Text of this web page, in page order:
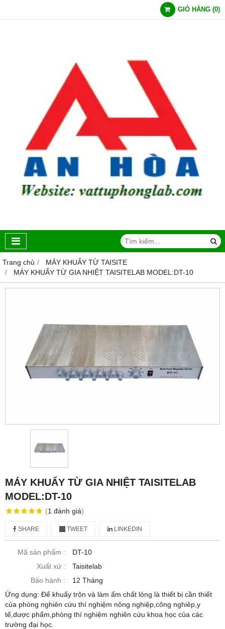
GIỎ HÀNG (0)
Trang chủ
MÁY KHUẤY TỪ TAISITE
MÁY KHUẤY TỪ GIA NHIỆT TAISITELAB MODEL:DT-10
MÁY KHUẤY TỪ GIA NHIỆT TAISITELAB
MODEL:DT-10
(1 đánh giá)
SHARE TWEET LINKEDIN
Mã sản phẩm :
DT-10
Xuất xứ :
Taisitelab
Bảo hành :
12 Tháng
Ứng dụng: Để khuấy trộn và làm ấm chất lỏng là thiết bị cần thiết
của phòng nghiên cứu thí nghiệm nông nghiệp,công nghiêp,y
tế,dược phẩm,phòng thí nghiệm nghiên cứu khoa học của các
trường đại học.